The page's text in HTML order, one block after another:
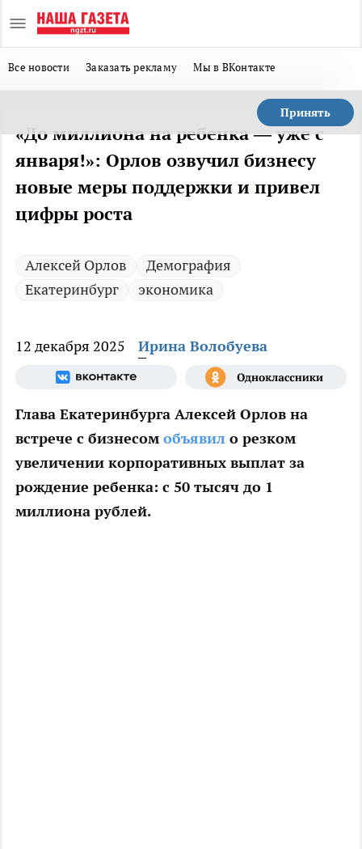
Все новости Заказать рекламу Мы в ВКонтакте
Принять
«До миллиона на ребенка — уже с
января!»: Орлов озвучил бизнесу
новые меры поддержки и привел
цифры роста
Алексей Орлов
Демография
Екатеринбург
экономика
12 декабря 2025 Ирина Волобуева
Глава Екатеринбурга Алексей Орлов на
встрече с бизнесом объявил о резком
увеличении корпоративных выплат за
рождение ребенка: с 50 тысяч до 1
миллиона рублей.